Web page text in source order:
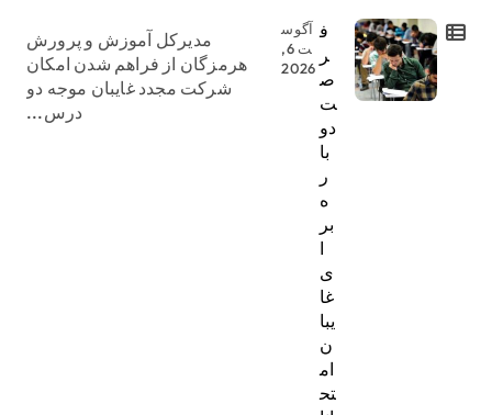
ف
ر
ص
ت
دو
با
ر
ه
بر
ا
ی
غا
یبا
ن
ام
تح
آگوس
ت 6,
2026
مدیرکل آموزش و پرورش
هرمزگان از فراهم شدن امکان
شرکت مجدد غایبان موجه دو
درس...